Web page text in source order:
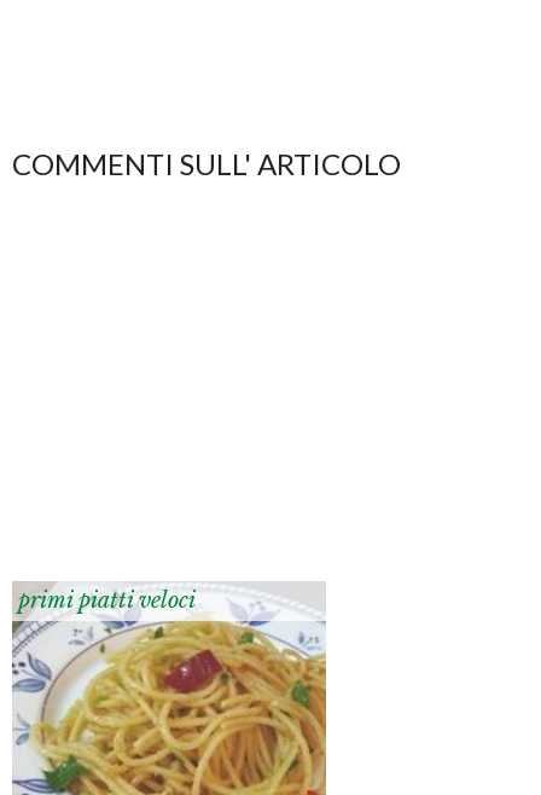
COMMENTI SULL' ARTICOLO
primi piatti veloci